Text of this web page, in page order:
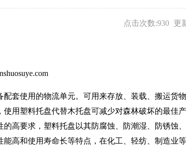
点击次数:930 更
套使用的物流单元。可用来存放、装载、搬运货
用塑料托盘代替木托盘可减少对森林破坏的最佳
高要求，塑料托盘以其防腐蚀、防潮湿、防锈蚀
高和使用寿命长等特点，在化工、轻纺、制造业